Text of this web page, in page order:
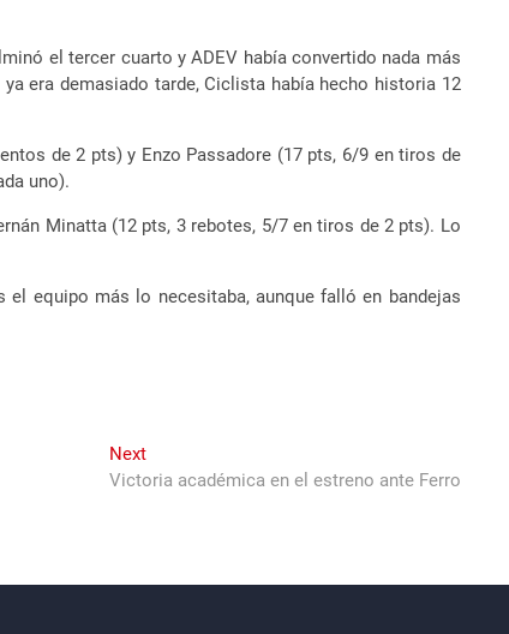
el tercer cuarto y ADEV había convertido nada más
era demasiado tarde, Ciclista había hecho historia 12
de 2 pts) y Enzo Passadore (17 pts, 6/9 en tiros de
uno).
Minatta (12 pts, 3 rebotes, 5/7 en tiros de 2 pts). Lo
el equipo más lo necesitaba, aunque falló en bandejas
NextNext
post:
Victoria académica en el estreno ante Ferro